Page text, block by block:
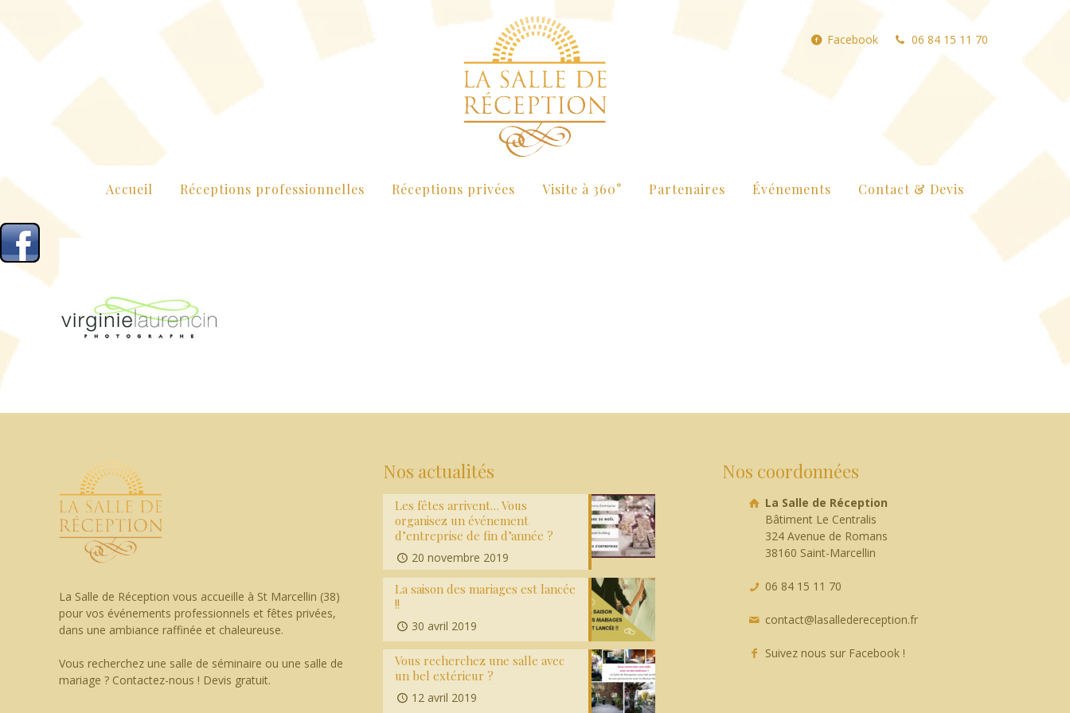
Accueil Réceptions professionnelles Réceptions privées Visite à 360° Partenaires Événements Contact & Devis
Facebook 06 84 15 11 70
La Salle de Réception vous accueille à St Marcellin (38)
pour vos événements professionnels et fêtes privées,
dans une ambiance raffinée et chaleureuse.
Vous recherchez une salle de séminaire ou une salle de
mariage ? Contactez-nous ! Devis gratuit.
Nos actualités
Les fêtes arrivent… Vous
organisez un événement
d’entreprise de fin d’année ?
20 novembre 2019
La saison des mariages est lancée
!!
30 avril 2019
Vous recherchez une salle avec
un bel extérieur ?
12 avril 2019
Nos coordonnées
La Salle de Réception
Bâtiment Le Centralis
324 Avenue de Romans
38160 Saint-Marcellin
06 84 15 11 70
contact@lasalledereception.fr
Suivez nous sur Facebook !